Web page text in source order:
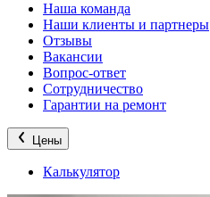
Наша команда
Наши клиенты и партнеры
Отзывы
Вакансии
Вопрос-ответ
Сотрудничество
Гарантии на ремонт
Цены
Калькулятор